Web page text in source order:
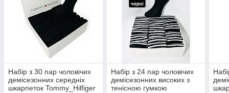
Набір з 30 пар чоловічих
демісезонних середніх
шкарпеток Tommy_Hilfiger
Набір з 24 пар чоловічих
демісезонних високих з
тенісною гумкою